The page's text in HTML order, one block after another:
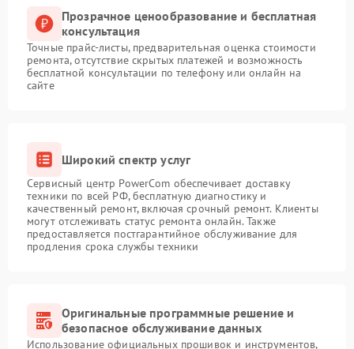
Прозрачное ценообразование и бесплатная
консультация
Точные прайс-листы, предварительная оценка стоимости
ремонта, отсутствие скрытых платежей и возможность
бесплатной консультации по телефону или онлайн на
сайте
Широкий спектр услуг
Сервисный центр PowerCom обеспечивает доставку
техники по всей РФ, бесплатную диагностику и
качественный ремонт, включая срочный ремонт. Клиенты
могут отслеживать статус ремонта онлайн. Также
предоставляется постгарантийное обслуживание для
продления срока службы техники
Оригинальные программные решение и
безопасное обслуживание данных
Использование официальных прошивок и инструментов,